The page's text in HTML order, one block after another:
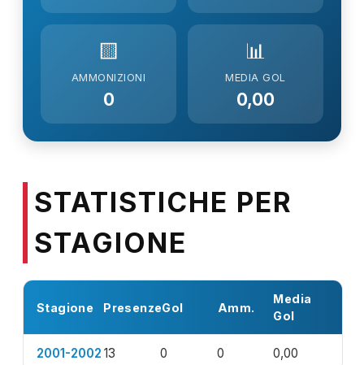
🟨
AMMONIZIONI
0
📊
MEDIA GOL
0,00
STATISTICHE PER
STAGIONE
Stagione PresenzeGol Amm.
Media
Gol
2001-2002 13 0 0 0,00